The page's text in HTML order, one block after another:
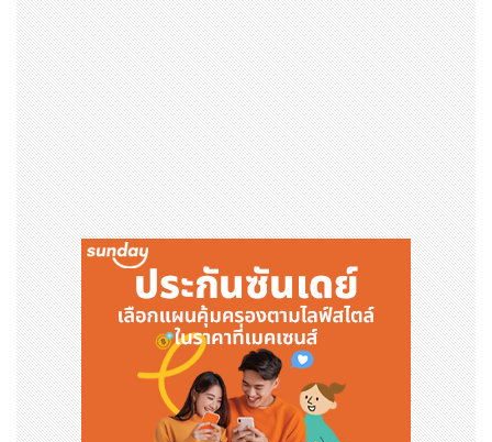
ย่างต่อเนื่องด้วยบริการโลจิสติกส์ เพื่อสร้างสรรค์แพลตฟอร์
มโลจิสติกส์คุณภาพสูงในระดับสากล
ข้อมูลคลังสินค้า: https://drive.google.com/file/d/1X
4q0WCmSGuWk4dhe09bzyIKtXyNgIxoK/view?usp
=drive_link
*1: เขตเศรษฐกิจพิเศษที่รัฐบาลไทยกำหนดขึ้นใน 3 จังหวัดภ
าคตะวันออก (ฉะเชิงเทรา ชลบุรี และระยอง) เพื่อให้เป็นแกนห
ลักของยุทธศาสตร์ชาติ "ประเทศไทย 4.0" โดยมีเป้าหมายเพื่
อยกระดับโครงสร้างอุตสาหกรรมของประเทศ ด้วยการดึงดูด
บริษัทต่างชาติเข้ามาลงทุน ปรับปรุงโครงสร้างพื้นฐาน และม
อบสิทธิประโยชน์ทางภาษี
*2: ระบบโลจิสติกส์ที่ส่งมอบสิ่งที่ลูกค้าต้องการ เมื่อลูกค้าต้อ